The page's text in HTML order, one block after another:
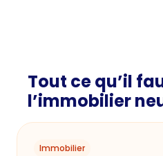
Tout ce qu’il
l’immobilier
Immobilier